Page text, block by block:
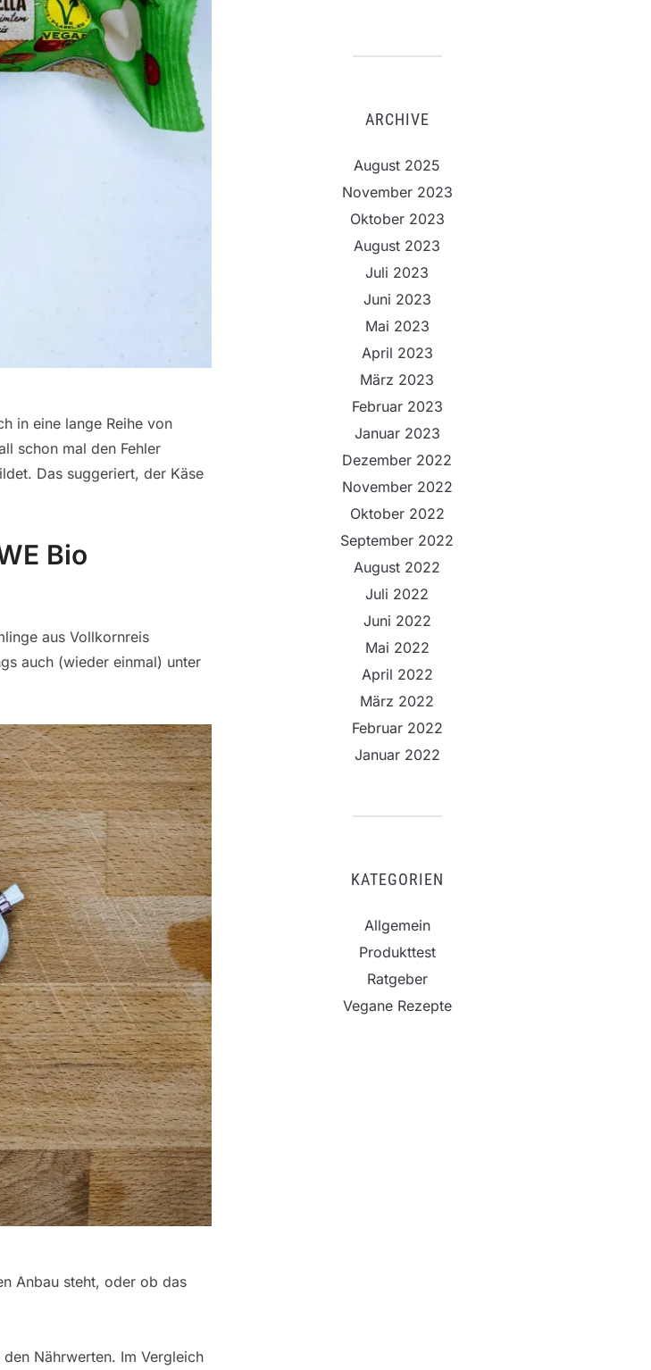
in eine lange Reihe von
schon mal den Fehler
Das suggeriert, der Käse
Bio
aus Vollkornreis
auch (wieder einmal) unter
Anbau steht, oder ob das
Nährwerten. Im Vergleich
ARCHIVE
August 2025
November 2023
Oktober 2023
August 2023
Juli 2023
Juni 2023
Mai 2023
April 2023
März 2023
Februar 2023
Januar 2023
Dezember 2022
November 2022
Oktober 2022
September 2022
August 2022
Juli 2022
Juni 2022
Mai 2022
April 2022
März 2022
Februar 2022
Januar 2022
KATEGORIEN
Allgemein
Produkttest
Ratgeber
Vegane Rezepte